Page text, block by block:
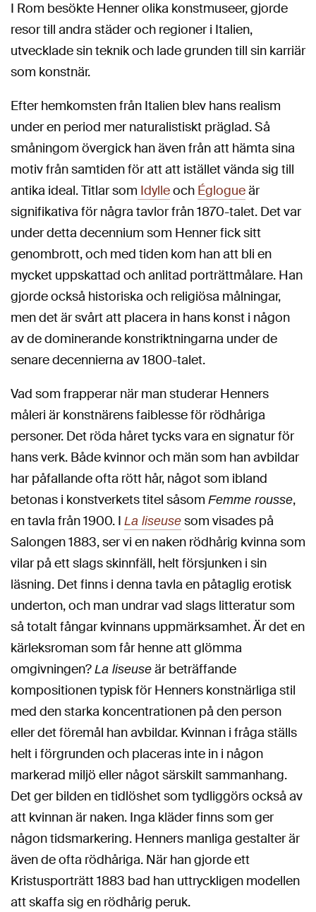
I Rom besökte Henner olika konstmuseer, gjorde
resor till andra städer och regioner i Italien,
utvecklade sin teknik och lade grunden till sin karriär
som konstnär.
Efter hemkomsten från Italien blev hans realism
under en period mer naturalistiskt präglad. Så
småningom övergick han även från att hämta sina
motiv från samtiden för att att istället vända sig till
antika ideal. Titlar som Idylleoch Églogueär
signifikativa för några tavlor från 1870-talet. Det var
under detta decennium som Henner fick sitt
genombrott, och med tiden kom han att bli en
mycket uppskattad och anlitad porträttmålare. Han
gjorde också historiska och religiösa målningar,
men det är svårt att placera in hans konst i någon
av de dominerande konstriktningarna under de
senare decennierna av 1800-talet.
Vad som frapperar när man studerar Henners
måleri är konstnärens faiblesse för rödhåriga
personer. Det röda håret tycks vara en signatur för
hans verk. Både kvinnor och män som han avbildar
har påfallande ofta rött hår, något som ibland
betonas i konstverkets titel såsom Femme rousse,
en tavla från 1900. I La liseusesom visades på
Salongen 1883, ser vi en naken rödhårig kvinna som
vilar på ett slags skinnfäll, helt försjunken i sin
läsning. Det finns i denna tavla en påtaglig erotisk
underton, och man undrar vad slags litteratur som
så totalt fångar kvinnans uppmärksamhet. Är det en
kärleksroman som får henne att glömma
omgivningen? La liseuseär beträffande
kompositionen typisk för Henners konstnärliga stil
med den starka koncentrationen på den person
eller det föremål han avbildar. Kvinnan i fråga ställs
helt i förgrunden och placeras inte in i någon
markerad miljö eller något särskilt sammanhang.
Det ger bilden en tidlöshet som tydliggörs också av
att kvinnan är naken. Inga kläder finns som ger
någon tidsmarkering. Henners manliga gestalter är
även de ofta rödhåriga. När han gjorde ett
Kristusporträtt 1883 bad han uttryckligen modellen
att skaffa sig en rödhårig peruk.